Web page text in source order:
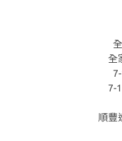
全
7-
順豐